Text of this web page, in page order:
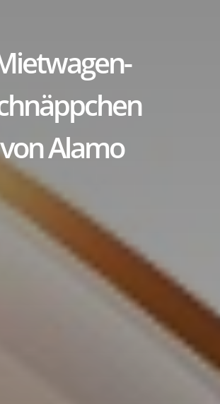
von Alamo